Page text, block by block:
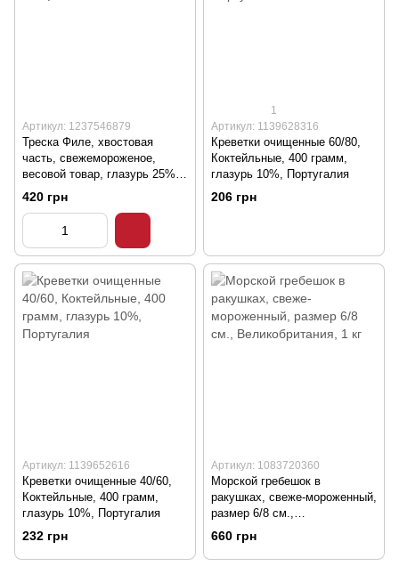
Артикул: 1237546879
Треска Филе, хвостовая
часть, свежемороженое,
весовой товар, глазурь 25%,
Испания
420 грн
1
Артикул: 1139628316
Креветки очищенные 60/80,
Коктейльные, 400 грамм,
глазурь 10%, Португалия
206 грн
Артикул: 1139652616
Креветки очищенные 40/60,
Коктейльные, 400 грамм,
глазурь 10%, Португалия
232 грн
Артикул: 1083720360
Морской гребешок в
ракушках, свеже-мороженный,
размер 6/8 см.,
Великобритания, 1 кг
660 грн